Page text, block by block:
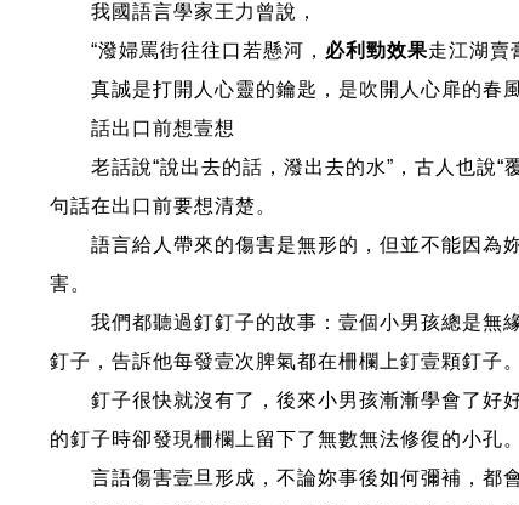
我國語言學家王力曾說，
“潑婦罵街往往口若懸河， 必利勁效果走江湖賣
真誠是打開人心靈的鑰匙，是吹開人心扉的春
話出口前想壹想
老話說“說出去的話，潑出去的水”，古人也說“
句話在出口前要想清楚。
語言給人帶來的傷害是無形的，但並不能因為
害。
我們都聽過釘釘子的故事：壹個小男孩總是無緣
釘子，告訴他每發壹次脾氣都在柵欄上釘壹顆釘子。
釘子很快就沒有了，後來小男孩漸漸學會了好
的釘子時卻發現柵欄上留下了無數無法修復的小孔。
言語傷害壹旦形成，不論妳事後如何彌補，都會